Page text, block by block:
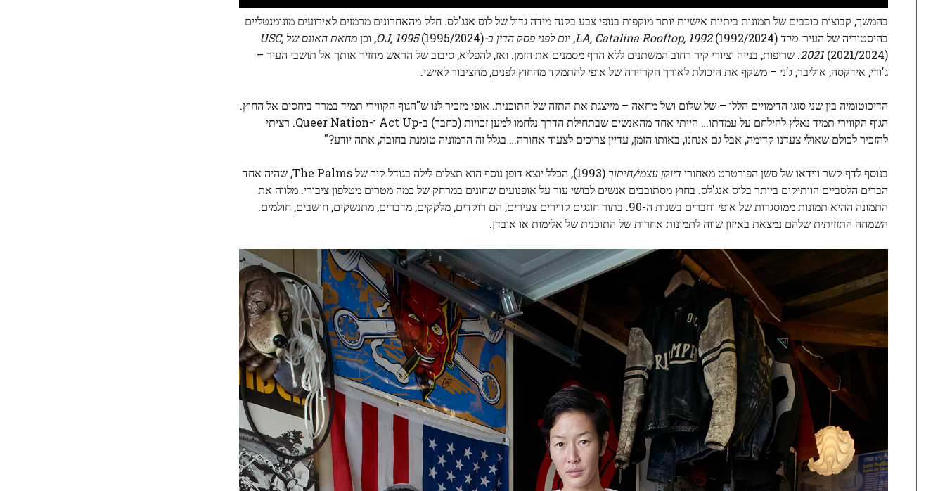
בהמשך, קבוצות כוכבים של תמונות ביתיות אישיות יותר מוקפות בנופי צבע בקנה מידה גדול של לוס אנג'לס. חלק מהאחרונים מרמזים לאירועים מונומנטליים
בהיסטוריה של העיר: מרד LA, Catalina Rooftop, 1992 (1992/2024), יום לפני פסק הדין ב-OJ, 1995(1995/2024), וכן
מחאת האונס של USC,
2021(2021/2024). שריפות, בנייה וציורי קיר רחוב המשתנים ללא הרף מסמנים את הזמן. ואז, להפליא, סיבוב של הראש מחזיר אותך אל תושבי העיר –
ג'ודי, אידקסה, אוליבר, ג'ני – משקף את היכולת לאורך הקריירה של אופי להתמקד מהחוץ לפנים, מהציבור לאישי.
הדיכוטומיה בין שני סוגי הדימויים הללו – של שלום ושל מחאה – מייצגת את התזה של התוכנית. אופי מזכיר לנו ש"הגוף הקווירי תמיד במרד ביחסים אל החוץ.
הגוף הקווירי תמיד נאלץ להילחם על עמדתו… הייתי אחד מהאנשים שבתחילת הדרך נלחמו למען זכויות (כחבר) ב-Act Up ו-Queer Nation. רציתי
להזכיר לכולם שאולי צעדנו קדימה, אבל גם אנחנו, באותו הזמן, עדיין צריכים לצעוד אחורה… בגלל זה הרמוניה טומנת בחובה, אתה יודע?"
בנוסף לדף קשר ווידאו של סשן הפורטרט מאחורידיוקן עצמי/חיתוך
(1993), הכלל יוצא דופן נוסף הוא תצלום לילה בגודל קיר של The Palms, שהיה אחד
הברים הלסביים הוותיקים ביותר בלוס אנג'לס. בחוץ מסתובבים אנשים לבושי עור על אופנועים שחונים במרחק של כמה מטרים מטלפון ציבורי. מלווה את
התמונה ההיא תמונות ממוסגרות של אופי וחברים בשנות ה-90. בתור חוגגים קווירים צעירים, הם רוקדים, מלקקים, מדברים, מתנשקים, חושבים, חולמים.
השמחה התזזיתית שלהם נמצאת באיזון שווה לתמונות אחרות של התוכנית של אלימות או אובדן.